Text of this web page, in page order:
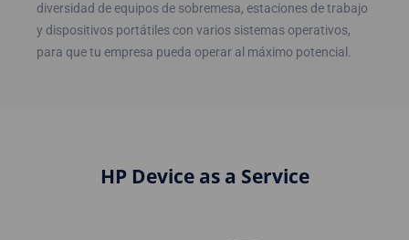
diversidad de equipos de sobremesa, estaciones de trabajo
y dispositivos portátiles con varios sistemas operativos,
para que tu empresa pueda operar al máximo potencial.
HP Device as a Service